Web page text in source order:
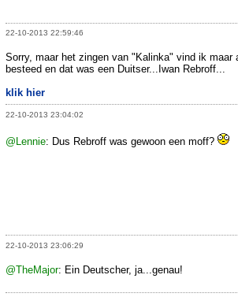
22-10-2013 22:59:46
Sorry, maar het zingen van "Kalinka" vind ik maar
besteed en dat was een Duitser...Iwan Rebroff...
klik hier
22-10-2013 23:04:02
@Lennie: Dus Rebroff was gewoon een moff?
22-10-2013 23:06:29
@TheMajor: Ein Deutscher, ja...genau!